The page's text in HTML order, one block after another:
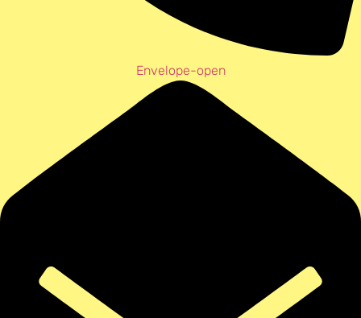
Envelope-open